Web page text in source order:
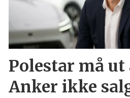
Polestar må ut
Anker ikke